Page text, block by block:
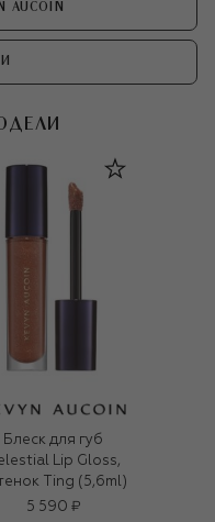
AUCOIN
Блеск для губ
Lip Gloss,
Ting (5,6ml)
5 590 ₽